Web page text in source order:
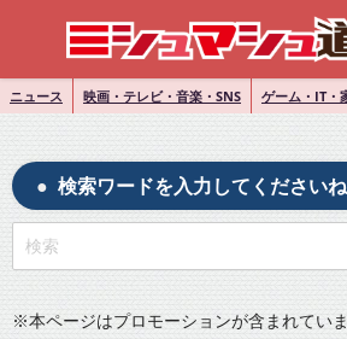
ニュース 映画・テレビ・音楽・SNS ゲーム・IT・
検索ワードを入力してくださいね
※本ページはプロモーションが含まれてい